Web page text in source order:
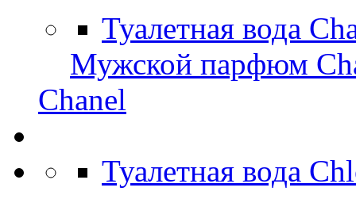
Туалетная вода
Мужской парфюм
Chanel
Туалетная вода